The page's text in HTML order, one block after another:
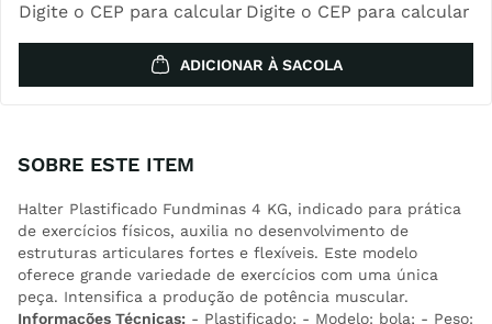
Digite o CEP para calcular Digite o CEP para calcular
ADICIONAR À SACOLA
SOBRE ESTE ITEM
Halter Plastificado Fundminas 4 KG, indicado para prática
de exercícios físicos, auxilia no desenvolvimento de
estruturas articulares fortes e flexíveis. Este modelo
oferece grande variedade de exercícios com uma única
peça. Intensifica a produção de potência muscular.
Informações Técnicas: - Plastificado; - Modelo: bola; - Peso: